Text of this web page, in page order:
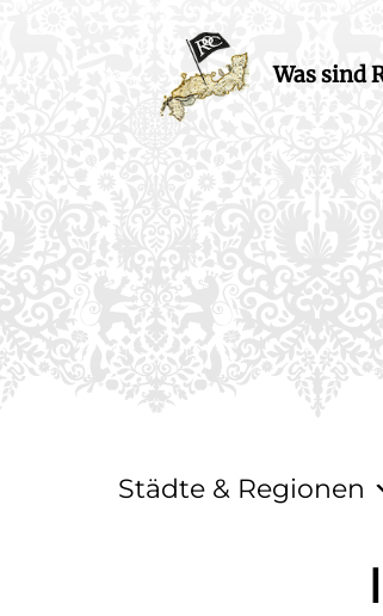
Was sind
Städte & Regionen